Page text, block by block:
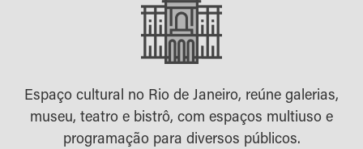
Espaço cultural no Rio de Janeiro, reúne galerias,
museu, teatro e bistrô, com espaços multiuso e
programação para diversos públicos.